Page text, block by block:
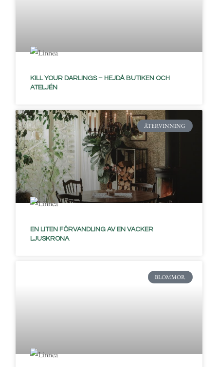
KILL YOUR DARLINGS – HEJDÅ BUTIKEN OCH
ATELJÉN
ÅTERVINNING
EN LITEN FÖRVANDLING AV EN VACKER
LJUSKRONA
BLOMMOR